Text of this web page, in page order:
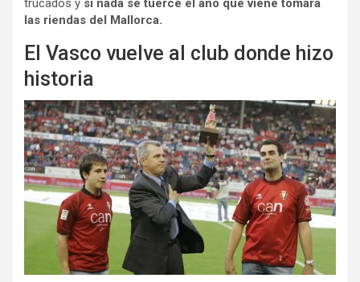
trucados y si nada se tuerce el año que viene tomará
las riendas del Mallorca.
El Vasco vuelve al club donde hizo
historia